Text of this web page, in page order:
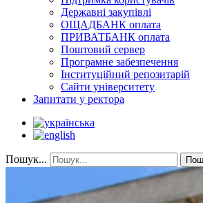
Державні закупівлі
ОЩАДБАНК оплата
ПРИВАТБАНК оплата
Поштовий сервер
Програмне забезпечення
Інституційний репозитарій
Сайти університету
Запитати у ректора
Пошук...